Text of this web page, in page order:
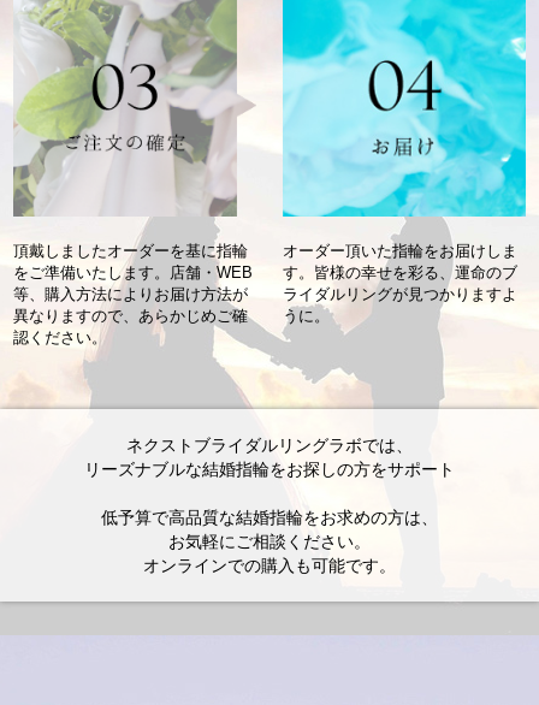
頂戴しましたオーダーを基に指輪
をご準備いたします。
店舗・WEB
等、購入方法により お届け方法が
異なりますので、 あらかじめご確
認ください。
オーダー頂いた指輪をお届けしま
す。 皆様の幸せを彩る、運命のブ
ライダルリングが見つかりますよ
うに。
ネクストブライダルリングラボでは、
リーズナブルな結婚指輪をお探しの方をサポート
低予算で高品質な結婚指輪をお求めの方は、
お気軽にご相談ください。
オンラインでの購入も可能です。